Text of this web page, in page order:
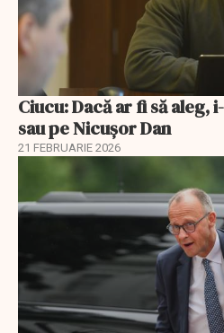
Ciucu: Dacă ar fi să aleg,
sau pe Nicușor Dan
21 FEBRUARIE 2026